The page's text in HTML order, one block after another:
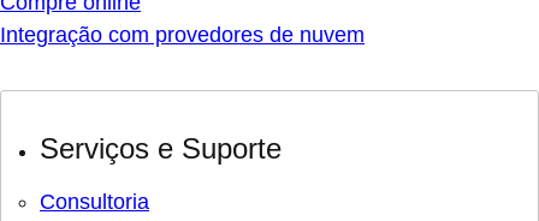
Integração com provedores de nuvem
Serviços e Suporte
Consultoria